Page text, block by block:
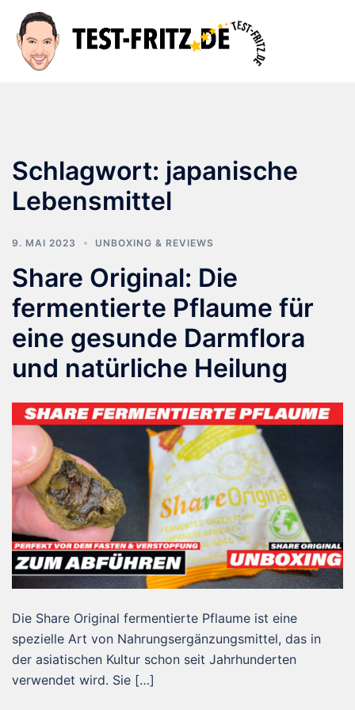
Inhalt
springen
Schlagwort: japanische
Lebensmittel
9. MAI 2023 UNBOXING & REVIEWS
Share Original: Die
fermentierte Pflaume für
eine gesunde Darmflora
und natürliche Heilung
Die Share Original fermentierte Pflaume ist eine
spezielle Art von Nahrungsergänzungsmittel, das in
der asiatischen Kultur schon seit Jahrhunderten
verwendet wird. Sie […]